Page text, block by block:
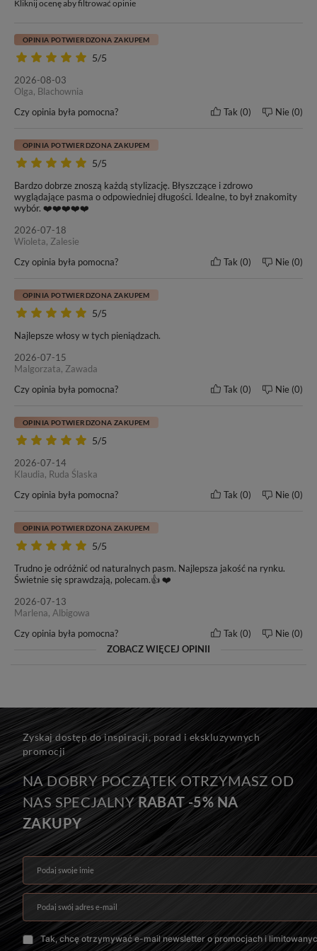
cienkich, delikatnych i łamliwych pasm.
Długość włosów
60 cm
7g (+/- 3%)
Metoda zakładania
Tape On
Kolor włosów
Klasa jakości
Żywotność włosów
Do efektu przedłużenia zalecamy: 14-20 kanapek.
Do efektu zagęszczenia zalecamy: 6-14 kanapek.
Na zdjęciu znajduje się 10 kanapek, czyli 70 g włosów.
Jedyne w swoim rodzaju, kanapki z bardzo grubymi końcówkami!
Kliknij ocenę aby filtrować opinie
5/5
OPINIA POTWIERDZONA ZAKUPEM
2026-08-03
Olga, Blachownia
Czy opinia była pomocna?
Tak 0 Nie 0
5/5
OPINIA POTWIERDZONA ZAKUPEM
Bardzo dobrze znoszą każdą stylizację. Błyszczące i zdrowo
wyglądające pasma o odpowiedniej długości. Idealne, to był znakomity
wybór. ❤️❤️❤️❤️❤️
2026-07-18
Wioleta, Zalesie
Czy opinia była pomocna?
Tak 0 Nie 0
5/5
OPINIA POTWIERDZONA ZAKUPEM
Najlepsze włosy w tych pieniądzach.
2026-07-15
Malgorzata, Zawada
Czy opinia była pomocna?
Tak 0 Nie 0
5/5
OPINIA POTWIERDZONA ZAKUPEM
2026-07-14
Klaudia, Ruda Ślaska
Czy opinia była pomocna?
Tak 0 Nie 0
5/5
OPINIA POTWIERDZONA ZAKUPEM
Trudno je odróżnić od naturalnych pasm. Najlepsza jakość na rynku.
Świetnie się sprawdzają, polecam.👍 ❤️
2026-07-13
Marlena, Albigowa
Czy opinia była pomocna?
Tak 0 Nie 0
ZOBACZ WIĘCEJ OPINII
Zyskaj dostęp do inspiracji, porad i ekskluzywnych
promocji
NA DOBRY POCZĄTEK OTRZYMASZ OD
NAS SPECJALNYRABAT -5% NA
ZAKUPY
Podaj swoje imię
Podaj swój adres e-mail
Tak, chcę otrzymywać e-mail newsletter o promocjach i